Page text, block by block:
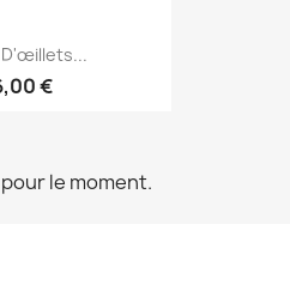
D'œillets...
€
le moment.